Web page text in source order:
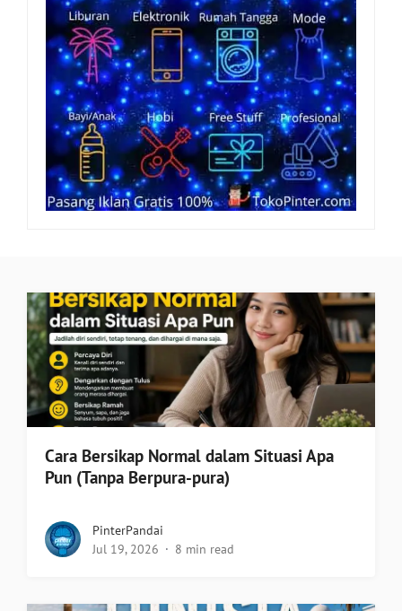
Cara Bersikap Normal dalam Situasi Apa
Pun (Tanpa Berpura-pura)
PinterPandai
Jul 19, 2026
8 min read